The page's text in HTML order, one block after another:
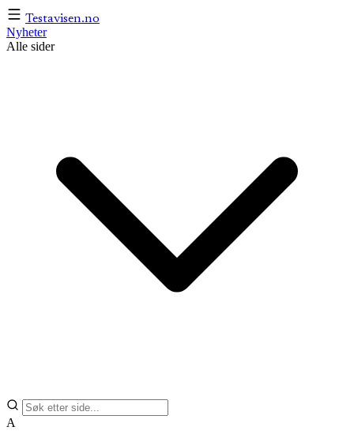
Testavisen.no
Nyheter
Alle sider
A